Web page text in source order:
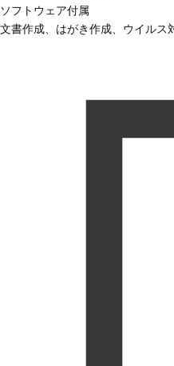
ソフトウェア付属
文書作成、はがき作成、ウイルス